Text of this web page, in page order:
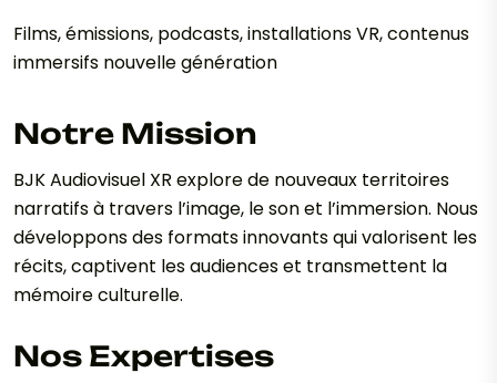
Films, émissions, podcasts, installations VR, contenus
immersifs nouvelle génération
Notre Mission
BJK Audiovisuel XR explore de nouveaux territoires
narratifs à travers l’image, le son et l’immersion. Nous
développons des formats innovants qui valorisent les
récits, captivent les audiences et transmettent la
mémoire culturelle.
Nos Expertises